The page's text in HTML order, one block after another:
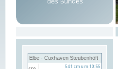
Elbe - Cuxhaven Steubenhöft